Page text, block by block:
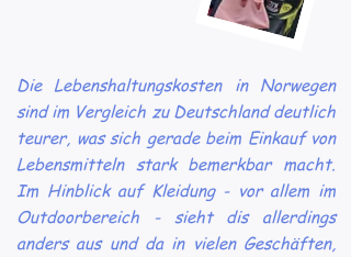
Die Lebenshaltungskosten in Norwegen
sind im Vergleich zu Deutschland deutlich
teurer, was sich gerade beim Einkauf von
Lebensmitteln stark bemerkbar macht.
Im Hinblick auf Kleidung - vor allem im
Outdoorbereich - sieht dis allerdings
anders aus und da in vielen Geschäften,